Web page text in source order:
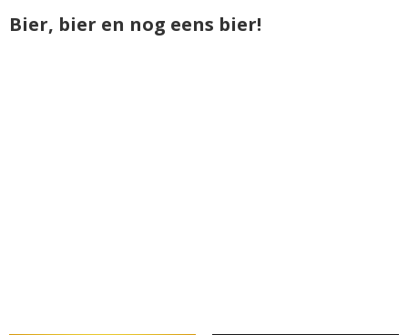
Bier, bier en nog eens bier!